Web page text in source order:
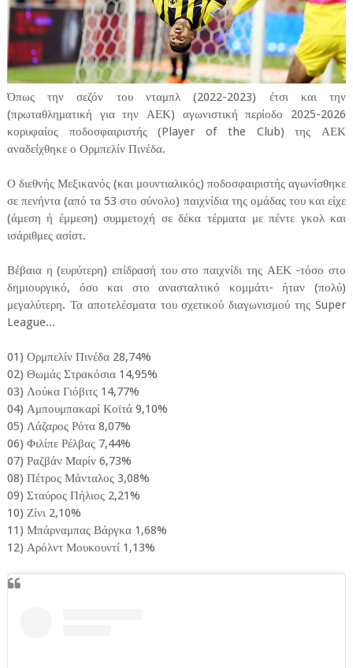
Όπως την σεζόν του νταμπλ (2022-2023) έτσι και την
(πρωταθληματική για την ΑΕΚ) αγωνιστική περίοδο 2025-2026
κορυφαίος ποδοσφαιριστής (Player of the Club) της ΑΕΚ
αναδείχθηκε ο Ορμπελίν Πινέδα.
Ο διεθνής Μεξικανός (και μουντιαλικός) ποδοσφαιριστής αγωνίσθηκε
σε πενήντα (από τα 53 στο σύνολο) παιχνίδια της ομάδας του και είχε
(άμεση ή έμμεση) συμμετοχή σε δέκα τέρματα με πέντε γκολ και
ισάριθμες ασίστ.
Βέβαια η (ευρύτερη) επίδρασή του στο παιχνίδι της ΑΕΚ -τόσο στο
δημιουργικό, όσο και στο ανασταλτικό κομμάτι- ήταν (πολύ)
μεγαλύτερη. Τα αποτελέσματα του σχετικού διαγωνισμού της Super
League...
01) Ορμπελίν Πινέδα 28,74%
02) Θωμάς Στρακόσια 14,95%
03) Λούκα Γιόβιτς 14,77%
04) Αμπουμπακαρί Κοϊτά 9,10%
05) Λάζαρος Ρότα 8,07%
06) Φιλίπε Ρέλβας 7,44%
07) Ραζβάν Μαρίν 6,73%
08) Πέτρος Μάνταλος 3,08%
09) Σταύρος Πήλιος 2,21%
10) Ζίνι 2,10%
11) Μπάρναμπας Βάργκα 1,68%
12) Αρόλντ Μουκουντί 1,13%